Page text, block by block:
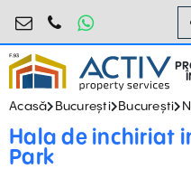
0755.795.795
Acasă București București
Hala de inchiriat
Park